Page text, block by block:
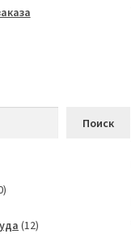
Поиск
10
1212